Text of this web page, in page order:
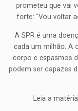
prometeu que vai
forte: “Vou voltar
A SPR é uma
cada um milhão. A
corpo e espasmos
podem ser capazes
Leia a